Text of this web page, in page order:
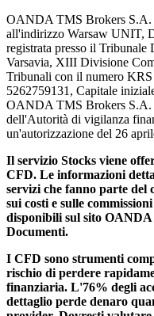
OANDA TMS Brokers S.A.
all'indirizzo Warsaw UNIT,
registrata presso il Tribunale
Varsavia, XIII Divisione
Tribunali con il numero
5262759131, Capitale
OANDA TMS Brokers S.A.
dell'Autorità di vigilanza
un'autorizzazione del 26
Il servizio Stocks viene
CFD. Le informazioni
servizi che fanno parte del
sui costi e sulle
disponibili sul sito
Documenti.
I CFD sono strumenti
rischio di perdere
finanziaria. L'76% degli
dettaglio perde denaro